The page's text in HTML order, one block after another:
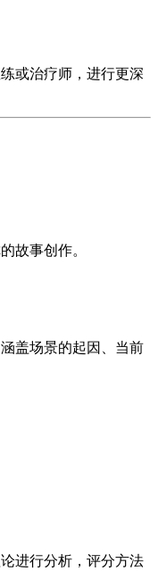
或治疗师，进行更深
故事创作。
盖场景的起因、当前
进行分析，评分方法